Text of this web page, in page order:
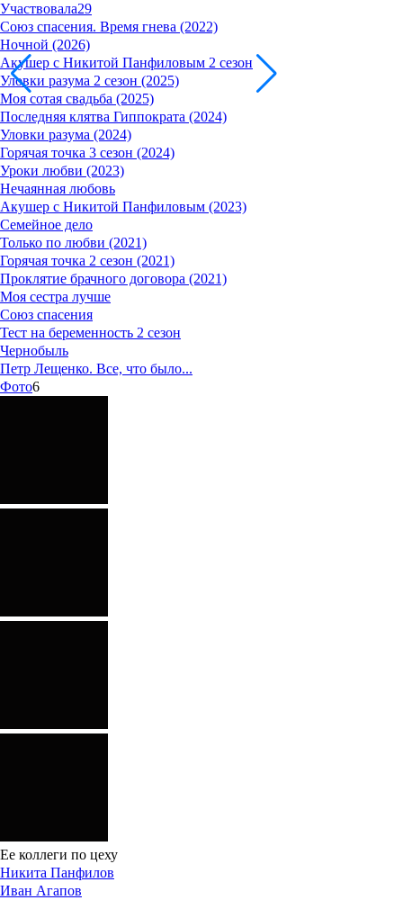
Участвовала29
Союз спасения. Время гнева (2022)
Ночной (2026)
Акушер с Никитой Панфиловым 2 сезон
Уловки разума 2 сезон (2025)
Моя сотая свадьба (2025)
Последняя клятва Гиппократа (2024)
Уловки разума (2024)
Горячая точка 3 сезон (2024)
Уроки любви (2023)
Нечаянная любовь
Акушер c Никитой Панфиловым (2023)
Семейное дело
Только по любви (2021)
Горячая точка 2 сезон (2021)
Проклятие брачного договора (2021)
Моя сестра лучше
Союз спасения
Тест на беременность 2 сезон
Чернобыль
Петр Лещенко. Все, что было...
Фото6
Ее коллеги по цеху
Никита Панфилов
Иван Агапов